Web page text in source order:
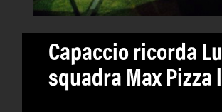
Capaccio ricorda
squadra Max Pizza